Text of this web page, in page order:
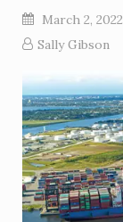
March 2, 2022
Sally Gibson